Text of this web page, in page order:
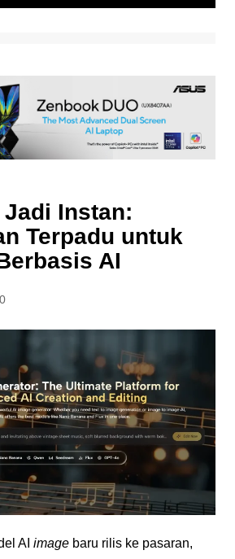
Instan:
Terpadu untuk
AI
0
AI imagebaru rilis ke pasaran,